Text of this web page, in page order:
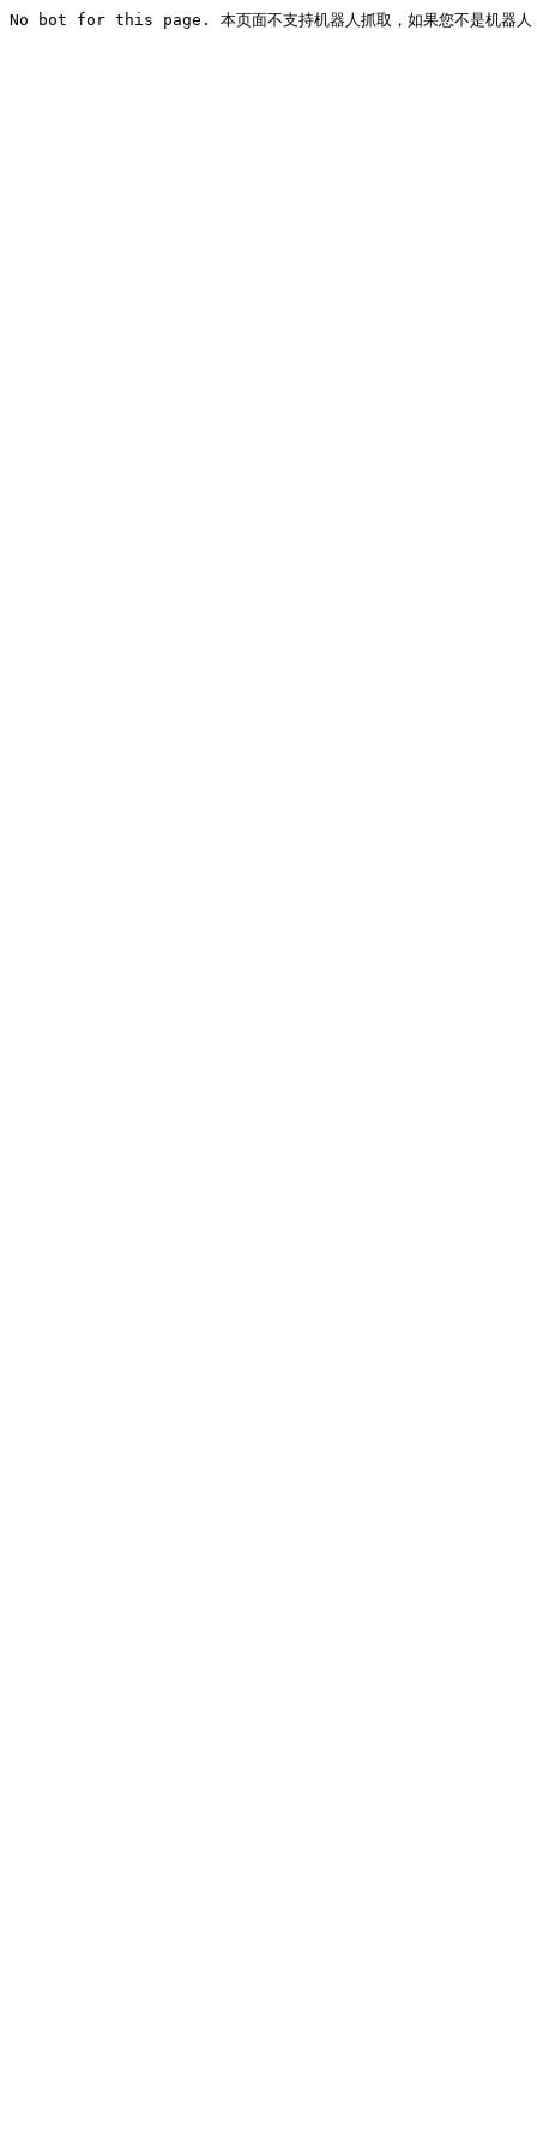
No bot for this page. 本页面不支持机器人抓取，如果您不是机器人，